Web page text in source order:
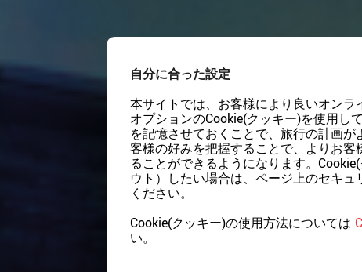
自分に合った設定
本サイトでは、お客様により良いオンラ
オプションのCookie(クッキー)を使用し
を記憶させておくことで、旅行の計画
客様の好みを把握することで、よりお
ることができるようになります。
ウト）したい場合は、ページ上のセキ
ください。
Cookie(クッキー)の使用方法については
い。